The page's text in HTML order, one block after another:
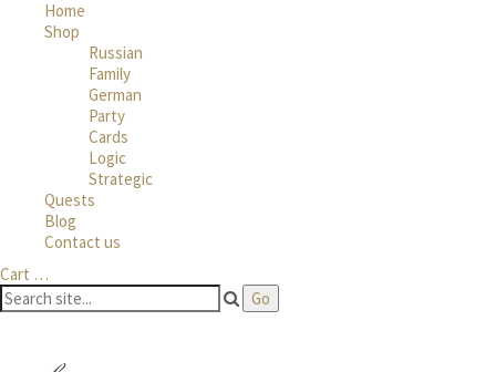
Home
Shop
Russian
Family
German
Party
Cards
Logic
Strategic
Quests
Blog
Contact us
Cart …